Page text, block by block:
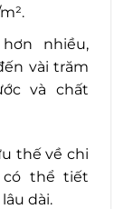
nhiều,
vài trăm
và chất
thế về chi
có thể tiết
dài.